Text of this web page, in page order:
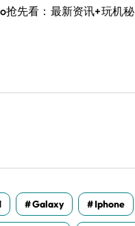
抢先看：最新资讯+玩机秘
Galaxy Iphone